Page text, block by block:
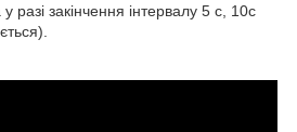
закінчення інтервалу 5 с, 10с